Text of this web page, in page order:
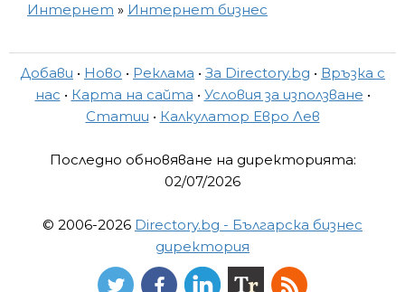
Интернет » Интернет бизнес
Добави • Ново • Реклама • За Directory.bg • Връзка с
нас • Карта на сайта • Условия за използване •
Статии • Калкулатор Евро Лев
Последно обновяване на директорията:
02/07/2026
© 2006-2026 Directory.bg - Българска бизнес
директория